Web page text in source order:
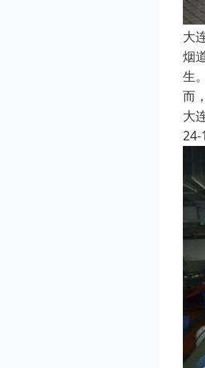
大
烟
生
而
大
24-